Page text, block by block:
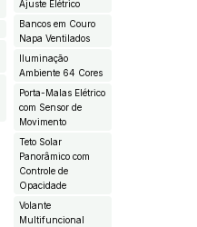
Ajuste Elétrico
Bancos em Couro
Napa Ventilados
Iluminação
Ambiente 64 Cores
Porta-Malas Elétrico
com Sensor de
Movimento
Teto Solar
Panorâmico com
Controle de
Opacidade
Volante
Multifuncional